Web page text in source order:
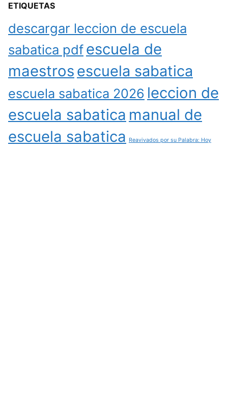
ETIQUETAS
descargar leccion de escuela
sabatica pdfescuela de
maestros escuela sabatica
escuela sabatica 2026 leccion de
escuela sabatica manual de
escuela sabatica
Reavivados por su Palabra: Hoy